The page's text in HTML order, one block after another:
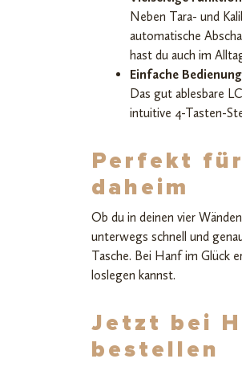
Neben Tara- und
automatische
hast du auch im
Einfache Bedienung
Das gut ablesbare
intuitive 4-Tasten-
Perfekt
daheim
Ob du in deinen vier
unterwegs schnell und
Tasche. Bei Hanf im Glück
loslegen kannst.
Jetzt bei
bestellen